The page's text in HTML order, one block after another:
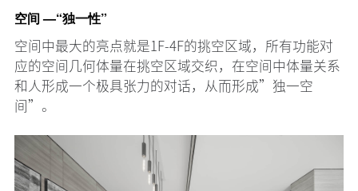
空间 —“独一性”
空间中最大的亮点就是1F-4F的挑空区域，所有功能对
应的空间几何体量在挑空区域交织，在空间中体量关系
和人形成一个极具张力的对话，从而形成”独一空
间”。